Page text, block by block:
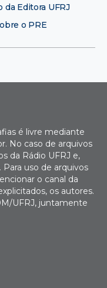
da Editora UFRJ
o PRE
é livre mediante
No caso de arquivos
da Rádio UFRJ e,
uso de arquivos
o canal da
os autores.
UFRJ, juntamente